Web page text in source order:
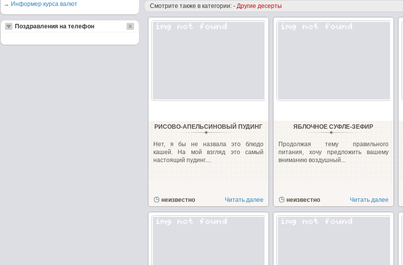
Смотрите также в категории: -Другие десерты
РИСОВО-АПЕЛЬСИНОВЫЙ ПУДИНГ
Нет, я бы не назвала это блюдо
кашей. На мой взгляд это самый
настоящий пудинг....
неизвестно Читать далее
ЯБЛОЧНОЕ СУФЛЕ-ЗЕФИР
Продолжая тему правильного
питания, хочу предложить вашему
вниманию воздушный...
неизвестно Читать далее
→ Информер курса валют
Поздравления на телефон